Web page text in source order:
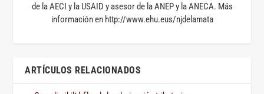
de la AECI y la USAID y asesor de la ANEP y la ANECA. Más
información en http://www.ehu.eus/njdelamata
ARTÍCULOS RELACIONADOS